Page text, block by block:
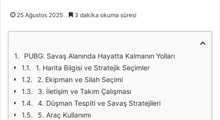
25 Ağustos 2025 3 dakika okuma süresi
PUBG: Savaş Alanında Hayatta Kalmanın Yolları
1. Harita Bilgisi ve Stratejik Seçimler
2. Ekipman ve Silah Seçimi
3. İletişim ve Takım Çalışması
4. Düşman Tespiti ve Savaş Stratejileri
5. Araç Kullanımı